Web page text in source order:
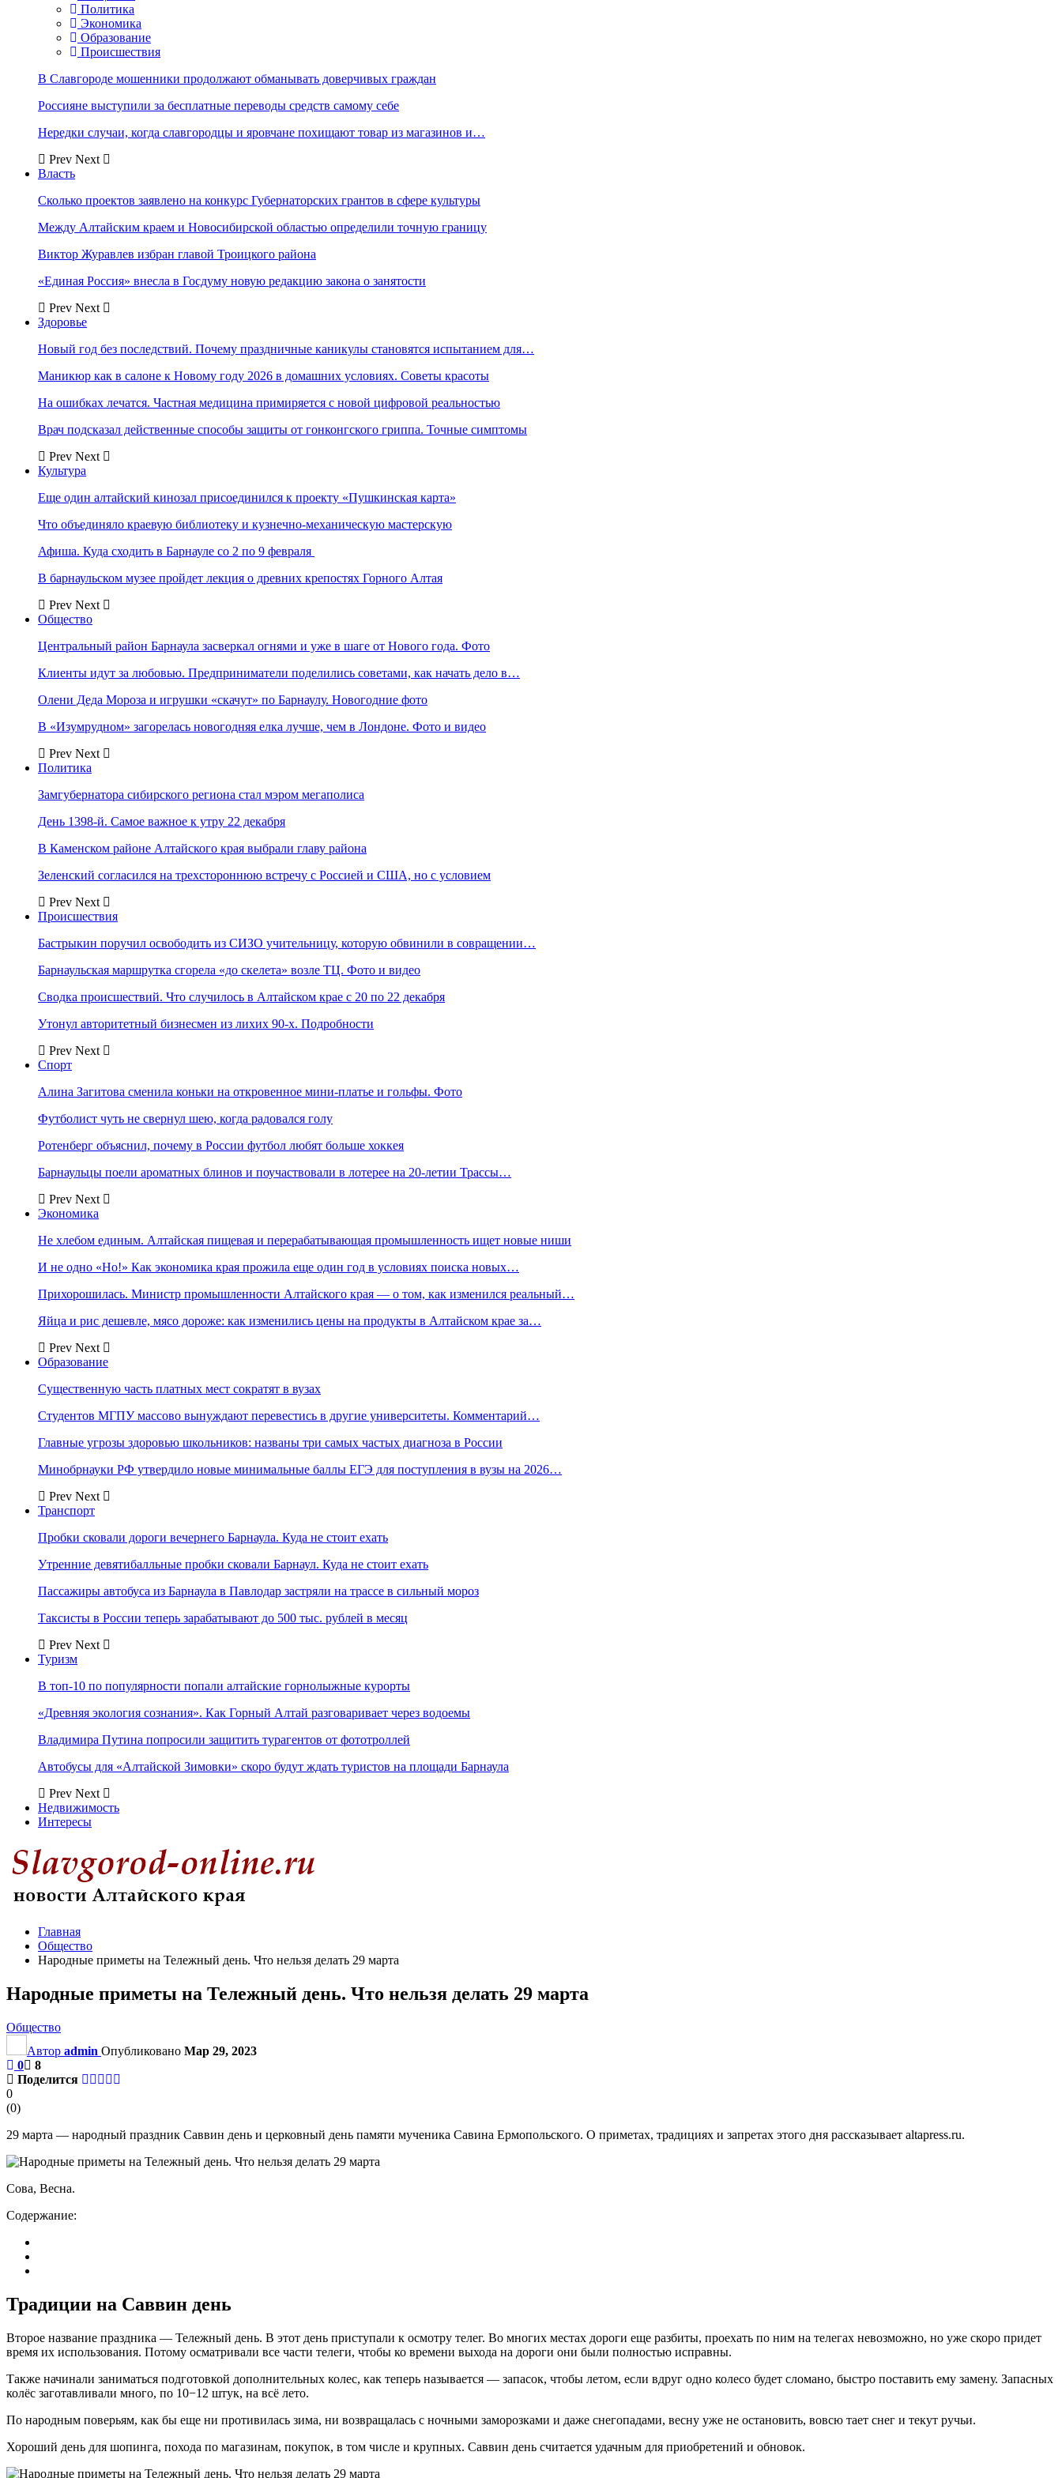
Политика
Экономика
Образование
Происшествия
В Славгороде мошенники продолжают обманывать доверчивых граждан
Россияне выступили за бесплатные переводы средств самому себе
Нередки случаи, когда славгородцы и яровчане похищают товар из магазинов и…
Prev Next
Власть
Сколько проектов заявлено на конкурс Губернаторских грантов в сфере культуры
Между Алтайским краем и Новосибирской областью определили точную границу
Виктор Журавлев избран главой Троицкого района
«Единая Россия» внесла в Госдуму новую редакцию закона о занятости
Prev Next
Здоровье
Новый год без последствий. Почему праздничные каникулы становятся испытанием для…
Маникюр как в салоне к Новому году 2026 в домашних условиях. Советы красоты
На ошибках лечатся. Частная медицина примиряется с новой цифровой реальностью
Врач подсказал действенные способы защиты от гонконгского гриппа. Точные симптомы
Prev Next
Культура
Еще один алтайский кинозал присоединился к проекту «Пушкинская карта»
Что объединяло краевую библиотеку и кузнечно-механическую мастерскую
Афиша. Куда сходить в Барнауле со 2 по 9 февраля
В барнаульском музее пройдет лекция о древних крепостях Горного Алтая
Prev Next
Общество
Центральный район Барнаула засверкал огнями и уже в шаге от Нового года. Фото
Клиенты идут за любовью. Предприниматели поделились советами, как начать дело в…
Олени Деда Мороза и игрушки «скачут» по Барнаулу. Новогодние фото
В «Изумрудном» загорелась новогодняя елка лучше, чем в Лондоне. Фото и видео
Prev Next
Политика
Замгубернатора сибирского региона стал мэром мегаполиса
День 1398-й. Самое важное к утру 22 декабря
В Каменском районе Алтайского края выбрали главу района
Зеленский согласился на трехстороннюю встречу с Россией и США, но с условием
Prev Next
Происшествия
Бастрыкин поручил освободить из СИЗО учительницу, которую обвинили в совращении…
Барнаульская маршрутка сгорела «до скелета» возле ТЦ. Фото и видео
Сводка происшествий. Что случилось в Алтайском крае с 20 по 22 декабря
Утонул авторитетный бизнесмен из лихих 90-х. Подробности
Prev Next
Спорт
Алина Загитова сменила коньки на откровенное мини-платье и гольфы. Фото
Футболист чуть не свернул шею, когда радовался голу
Ротенберг объяснил, почему в России футбол любят больше хоккея
Барнаульцы поели ароматных блинов и поучаствовали в лотерее на 20-летии Трассы…
Prev Next
Экономика
Не хлебом единым. Алтайская пищевая и перерабатывающая промышленность ищет новые ниши
И не одно «Но!» Как экономика края прожила еще один год в условиях поиска новых…
Прихорошилась. Министр промышленности Алтайского края — о том, как изменился реальный…
Яйца и рис дешевле, мясо дороже: как изменились цены на продукты в Алтайском крае за…
Prev Next
Образование
Существенную часть платных мест сократят в вузах
Студентов МГПУ массово вынуждают перевестись в другие университеты. Комментарий…
Главные угрозы здоровью школьников: названы три самых частых диагноза в России
Минобрнауки РФ утвердило новые минимальные баллы ЕГЭ для поступления в вузы на 2026…
Prev Next
Транспорт
Пробки сковали дороги вечернего Барнаула. Куда не стоит ехать
Утренние девятибалльные пробки сковали Барнаул. Куда не стоит ехать
Пассажиры автобуса из Барнаула в Павлодар застряли на трассе в сильный мороз
Таксисты в России теперь зарабатывают до 500 тыс. рублей в месяц
Prev Next
Туризм
В топ-10 по популярности попали алтайские горнолыжные курорты
«Древняя экология сознания». Как Горный Алтай разговаривает через водоемы
Владимира Путина попросили защитить турагентов от фототроллей
Автобусы для «Алтайской Зимовки» скоро будут ждать туристов на площади Барнаула
Prev Next
Недвижимость
Интересы
Главная
Общество
Народные приметы на Тележный день. Что нельзя делать 29 марта
Народные приметы на Тележный день. Что нельзя делать 29 марта
Общество
Автор admin Опубликовано Мар 29, 2023
0
8
Поделится
0
(0)
29 марта — народный праздник Саввин день и церковный день памяти мученика Савина Ермопольского. О приметах, традициях и запретах этого дня рассказывает altapress.ru.
Сова, Весна.
Содержание:
Традиции на Саввин день
Второе название праздника — Тележный день. В этот день приступали к осмотру телег. Во многих местах дороги еще разбиты, проехать по ним на телегах невозможно, но уже скоро придет
время их использования. Потому осматривали все части телеги, чтобы ко времени выхода на дороги они были полностью исправны.
Также начинали заниматься подготовкой дополнительных колес, как теперь называется — запасок, чтобы летом, если вдруг одно колесо будет сломано, быстро поставить ему замену. Запасных
колёс заготавливали много, по 10−12 штук, на всё лето.
По народным поверьям, как бы еще ни противилась зима, ни возвращалась с ночными заморозками и даже снегопадами, весну уже не остановить, вовсю тает снег и текут ручьи.
Хороший день для шопинга, похода по магазинам, покупок, в том числе и крупных. Саввин день считается удачным для приобретений и обновок.